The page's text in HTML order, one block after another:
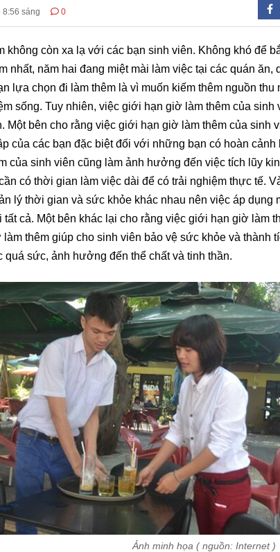
8:56 sáng 0
không còn xa lạ với các bạn sinh viên. Không khó để
nhất, năm hai đang miệt mài làm việc tại các quán ăn,
lựa chọn đi làm thêm là vì muốn kiếm thêm nguồn thu
sống. Tuy nhiên, việc giới hạn giờ làm thêm của sinh
Một bên cho rằng việc giới hạn giờ làm thêm của sinh
của các bạn đặc biệt đối với những bạn có hoàn cảnh
của sinh viên cũng làm ảnh hưởng đến việc tích lũy
có thời gian làm việc dài để có trải nghiệm thực tế.
lý thời gian và sức khỏe khác nhau nên việc áp dụng
cả. Một bên khác lại cho rằng việc giới hạn giờ làm
thêm giúp cho sinh viên bảo vệ sức khỏe và thành
quá sức, ảnh hưởng đến thể chất và tinh thần.
minh họa ( nguồn: Internet )